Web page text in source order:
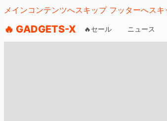
メインコンテンツへスキップ フッターへスキ
🔥 GADGETS-X 🔥セール ニュース